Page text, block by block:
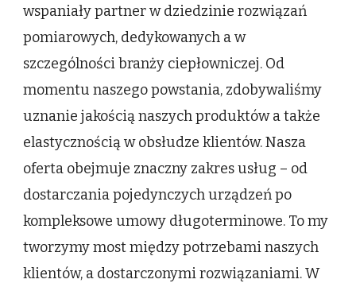
wspaniały partner w dziedzinie rozwiązań
pomiarowych, dedykowanych a w
szczególności branży ciepłowniczej. Od
momentu naszego powstania, zdobywaliśmy
uznanie jakością naszych produktów a także
elastycznością w obsłudze klientów. Nasza
oferta obejmuje znaczny zakres usług – od
dostarczania pojedynczych urządzeń po
kompleksowe umowy długoterminowe. To my
tworzymy most między potrzebami naszych
klientów, a dostarczonymi rozwiązaniami. W